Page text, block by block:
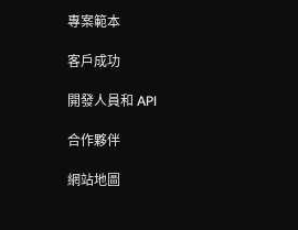
專案範本
客戶成功
開發人員和 API
合作夥伴
網站地圖